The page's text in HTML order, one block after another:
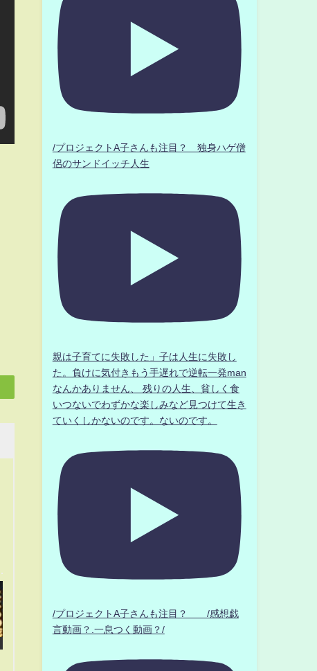
/プロジェクトA子さんも注目？ 独身ハゲ僧
侶のサンドイッチ人生
親は子育てに失敗した」子は人生に失敗し
た。負けに気付きもう手遅れで逆転一発man
なんかありません、 残りの人生、貧しく食
いつないでわずかな楽しみなど見つけて生き
ていくしかないのです。ないのです。
/プロジェクトA子さんも注目？ /感想戯
言動画？.一息つく動画？/